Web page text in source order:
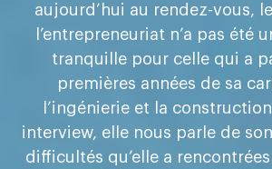
aujourd’hui au rendez-vous,
l’entrepreneuriat n’a pas été
tranquille pour celle qui a
premières années de sa
l’ingénierie et la
interview, elle nous parle de
difficultés qu’elle a